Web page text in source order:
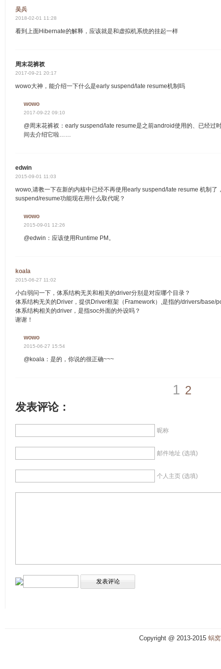
吴兵
2018-02-01 11:28
看到上面Hibernate的解释，应该就是和虚拟机系统的挂起一样
周末花裤衩
2017-09-21 20:17
wowo大神，能介绍一下什么是early suspend/late resume机制吗
wowo
2017-09-22 09:10
@周末花裤衩：early suspend/late resume是之前android使用的、已经过
间去介绍它啦……
edwin
2015-09-01 11:03
wowo,请教一下在新的内核中已经不再使用early suspend/late resume 机制了
suspend/resume功能现在用什么取代呢？
wowo
2015-09-01 12:26
@edwin：应该使用Runtime PM。
koala
2015-06-27 11:02
小白弱问一下，体系结构无关和相关的driver分别是对应哪个目录？
体系结构无关的Driver，提供Driver框架（Framework）,是指的/drivers/base/
体系结构相关的driver，是指soc外面的外设吗？
谢谢！
wowo
2015-06-27 15:54
@koala：是的，你说的很正确~~~
1 2
发表评论：
昵称
邮件地址 (选填)
个人主页 (选填)
Copyright @ 2013-2015 蜗